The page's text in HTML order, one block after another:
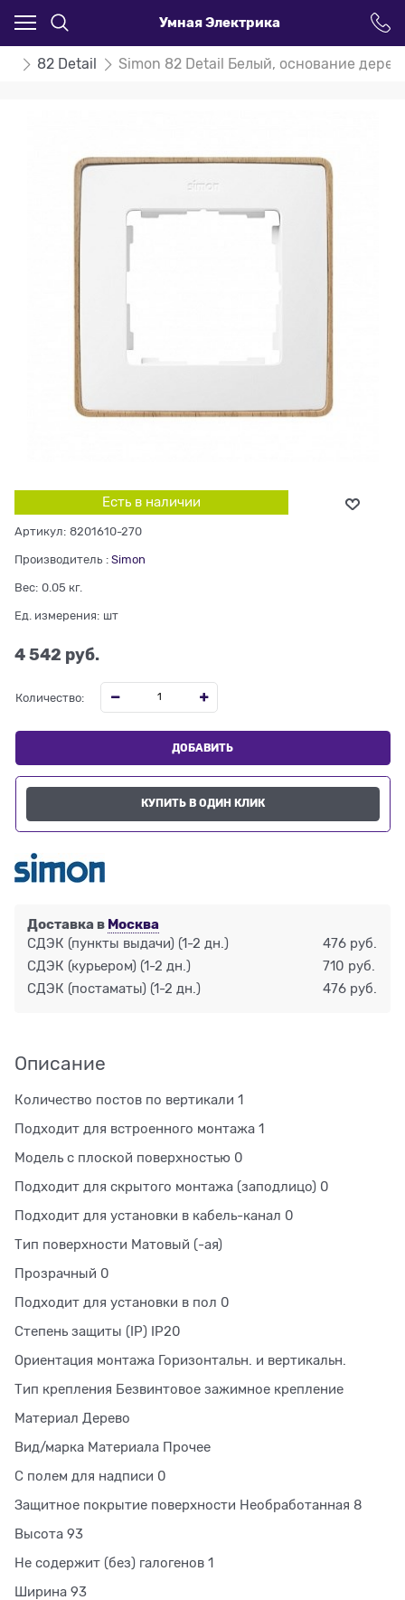
Умная Электрика
82 Detail Simon 82 Detail Белый, основание
Есть в наличии
Артикул: 8201610-270
Производитель : Simon
Вес: 0.05 кг.
Ед. измерения: шт
4 542 руб.
Количество:
ДОБАВИТЬ
КУПИТЬ В ОДИН КЛИК
Доставка в Москва
СДЭК (пункты выдачи) (1-2 дн.)
476 руб.
СДЭК (курьером) (1-2 дн.)
710 руб.
СДЭК (постаматы) (1-2 дн.) 476 руб.
Описание
Количество постов по вертикали 1
Подходит для встроенного монтажа 1
Модель с плоской поверхностью 0
Подходит для скрытого монтажа (заподлицо) 0
Подходит для установки в кабель-канал 0
Тип поверхности Матовый (-ая)
Прозрачный 0
Подходит для установки в пол 0
Степень защиты (IP) IP20
Ориентация монтажа Горизонтальн. и вертикальн.
Тип крепления Безвинтовое зажимное крепление
Материал Дерево
Вид/марка Материала Прочее
С полем для надписи 0
Защитное покрытие поверхности Необработанная 8
Высота 93
Не содержит (без) галогенов 1
Ширина 93